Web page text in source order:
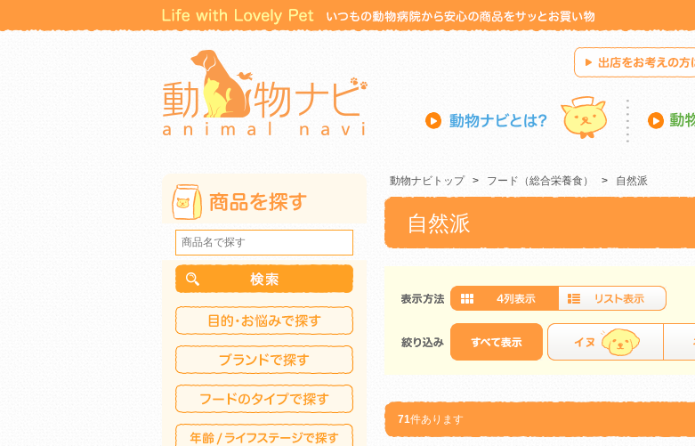
動物ナビトップ > フード（総合栄養食） > 自然派
自然派
71件あります